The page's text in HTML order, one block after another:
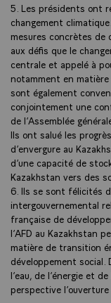
5. Les présidents ont
changement
mesures concrètes de
aux défis que le
centrale et appelé à
notamment en
sont également
conjointement une
de l’Assemblée
Ils ont salué les
d’envergure au
d’une capacité de
Kazakhstan vers des
6. Ils se sont félicités
intergouvernemental
française de
l’AFD au Kazakhstan
matière de transition
développement
l’eau, de l’énergie et
perspective